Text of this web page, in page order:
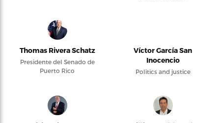
Thomas Rivera Schatz
Presidente del Senado de
Puerto Rico
Víctor García San
Inocencio
Politics and justice